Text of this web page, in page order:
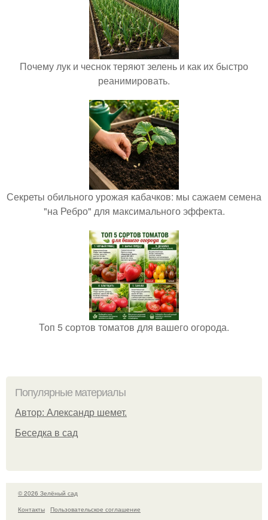
Почему лук и чеснок теряют зелень и как их быстро
реанимировать.
Секреты обильного урожая кабачков: мы сажаем семена
"на Ребро" для максимального эффекта.
Топ 5 сортов томатов для вашего огорода.
Популярные материалы
Автор: Александр шемет.
Беседка в сад
© 2026 Зелёный сад
Контакты
Пользовательское соглашение